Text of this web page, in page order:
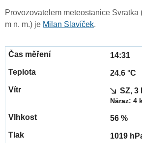
Provozovatelem meteostanice Svratka
m n. m.) je Milan Slavíček.
14:31
24.6 °C
SZ, 3
Náraz: 4
56 %
1019